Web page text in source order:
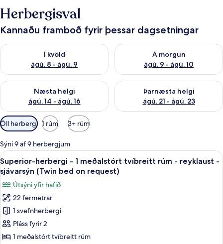
Herbergisval
Kannaðu framboð fyrir þessar dagsetningar
Í kvöld
ágú. 8 - ágú. 9
Athuga framboð í kvöld ágú. 8 - ágú. 9
Á morgun
ágú. 9 - ágú. 10
Athuga framboð á morgun
Næsta helgi
ágú. 14 - ágú. 16
Athuga framboð næstu helgi ágú. 14 - ágú. 16
Þarnæsta helgi
ágú. 21 - ágú. 23
Athuga framboð þarnæstu
Síur
í
boði
fyrir
herbergi
Öll herbergi 1 rúm 3+ rúm
Sýni 9 af 9 herbergjum
Skoða
allar
myndir
fyrir
Superior-
herbergi
-
1
Superior-herbergi - 1 meðalstórt
5
Superior-herbergi - 1 meðalstórt tvíbreitt rúm - reyklaust -
sjávarsýn (Twin bed on request)
Útsýni yfir hafið
22 fermetrar
1 svefnherbergi
Pláss fyrir 2
1 meðalstórt tvíbreitt rúm